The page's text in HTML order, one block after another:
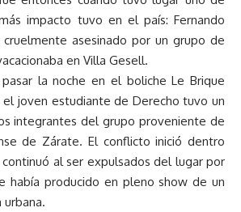
impacto tuvo en el país: Fernando
cruelmente asesinado por un grupo de
en Villa Gesell.
la noche en el boliche Le Brique
el joven estudiante de Derecho tuvo un
integrantes del grupo proveniente de
de Zárate. El conflicto inició dentro
al ser expulsados del lugar por
había producido en pleno show de un
urbana.